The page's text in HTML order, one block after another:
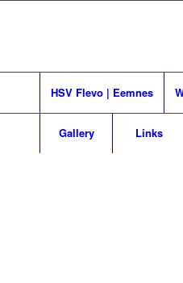
HSV Flevo | Eemnes
Gallery Links